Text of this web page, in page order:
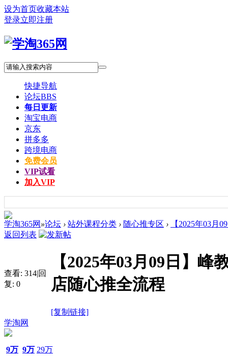
设为首页收藏本站
登录立即注册
快捷导航
论坛BBS
每日更新
淘宝电商
京东
拼多多
跨境电商
免费会员
VIP试看
加入VIP
学淘365网 »论坛 › 站外课程分类 › 随心推专区 ›
【2025年03月
返回列表
查看: 314|回
复: 0
【2025年03月09日】
店随心推全流程
[复制链接]
学淘网
9万 9万 29万